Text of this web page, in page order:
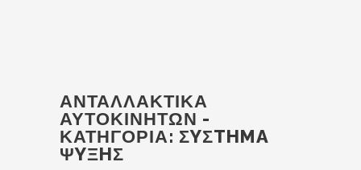
ΑΝΤΑΛΛΑΚΤΙΚΆ
ΑΥΤΟΚΙΝΉΤΩΝ -
ΚΑΤΗΓΟΡΊΑ: ΣYΣTHMA
ΨYΞHΣ